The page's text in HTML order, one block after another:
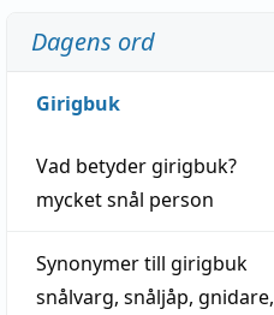
Dagens ord
Girigbuk
Vad betydergirigbuk?
mycketsnål person
Synonymer till girigbuk
snålvarg, snåljåp, gnidare,